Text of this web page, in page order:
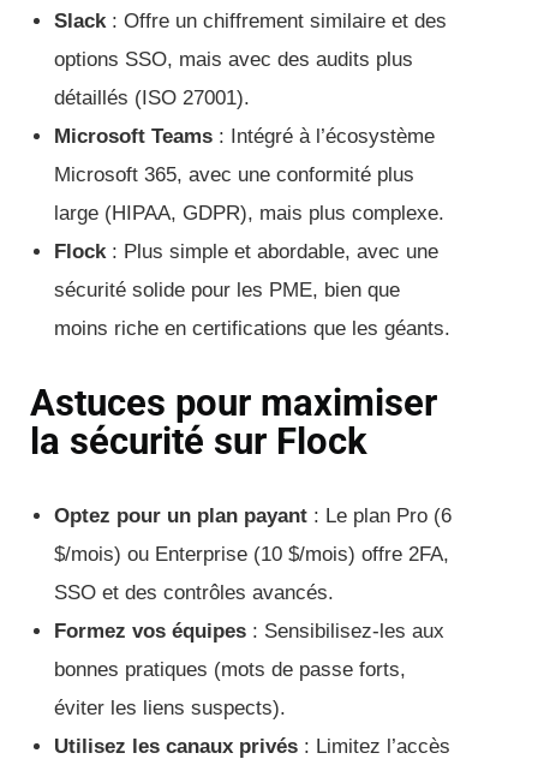
Slack: Offre un chiffrement similaire et des
options SSO, mais avec des audits plus
détaillés (ISO 27001).
Microsoft Teams : Intégré à l’écosystème
Microsoft 365, avec une conformité plus
large (HIPAA, GDPR), mais plus complexe.
Flock: Plus simple et abordable, avec une
sécurité solide pour les PME, bien que
moins riche en certifications que les géants.
Astuces pour maximiser
la sécurité sur Flock
Optez pour un plan payant : Le plan Pro (6
$/mois) ou Enterprise (10 $/mois) offre 2FA,
SSO et des contrôles avancés.
Formez vos équipes : Sensibilisez-les aux
bonnes pratiques (mots de passe forts,
éviter les liens suspects).
Utilisez les canaux privés : Limitez l’accès